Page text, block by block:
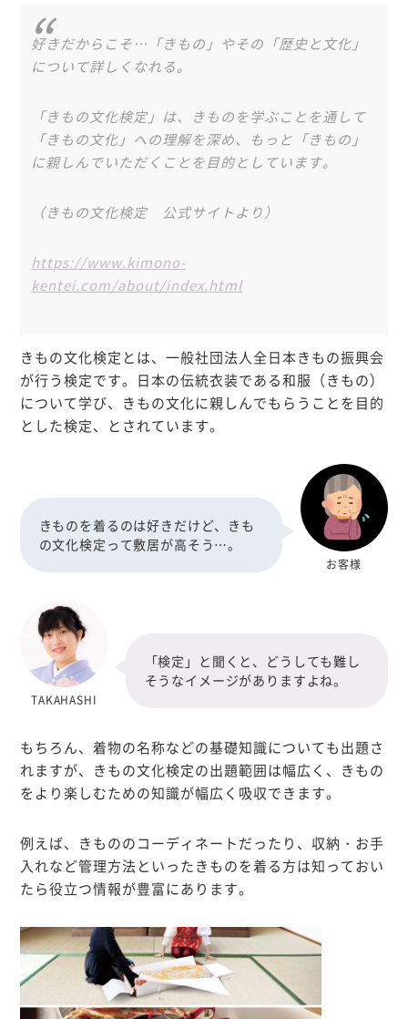
好きだからこそ…「きもの」やその「歴史と文化」
について詳しくなれる。
「きもの文化検定」は、きものを学ぶことを通して
「きもの文化」への理解を深め、もっと「きもの」
に親しんでいただくことを目的としています。
（きもの文化検定 公式サイトより）
https://www.kimono-
kentei.com/about/index.html
きもの文化検定とは、一般社団法人全日本きもの振興会
が行う検定です。日本の伝統衣装である和服（きもの）
について学び、きもの文化に親しんでもらうことを目的
とした検定、とされています。
お客様
きものを着るのは好きだけど、きも
の文化検定って敷居が高そう…。
TAKAHASHI
「検定」と聞くと、どうしても難し
そうなイメージがありますよね。
もちろん、着物の名称などの基礎知識についても出題さ
れますが、きもの文化検定の出題範囲は幅広く、きもの
をより楽しむための知識が幅広く吸収できます。
例えば、きもののコーディネートだったり、収納・お手
入れなど管理方法といったきものを着る方は知っておい
たら役立つ情報が豊富にあります。